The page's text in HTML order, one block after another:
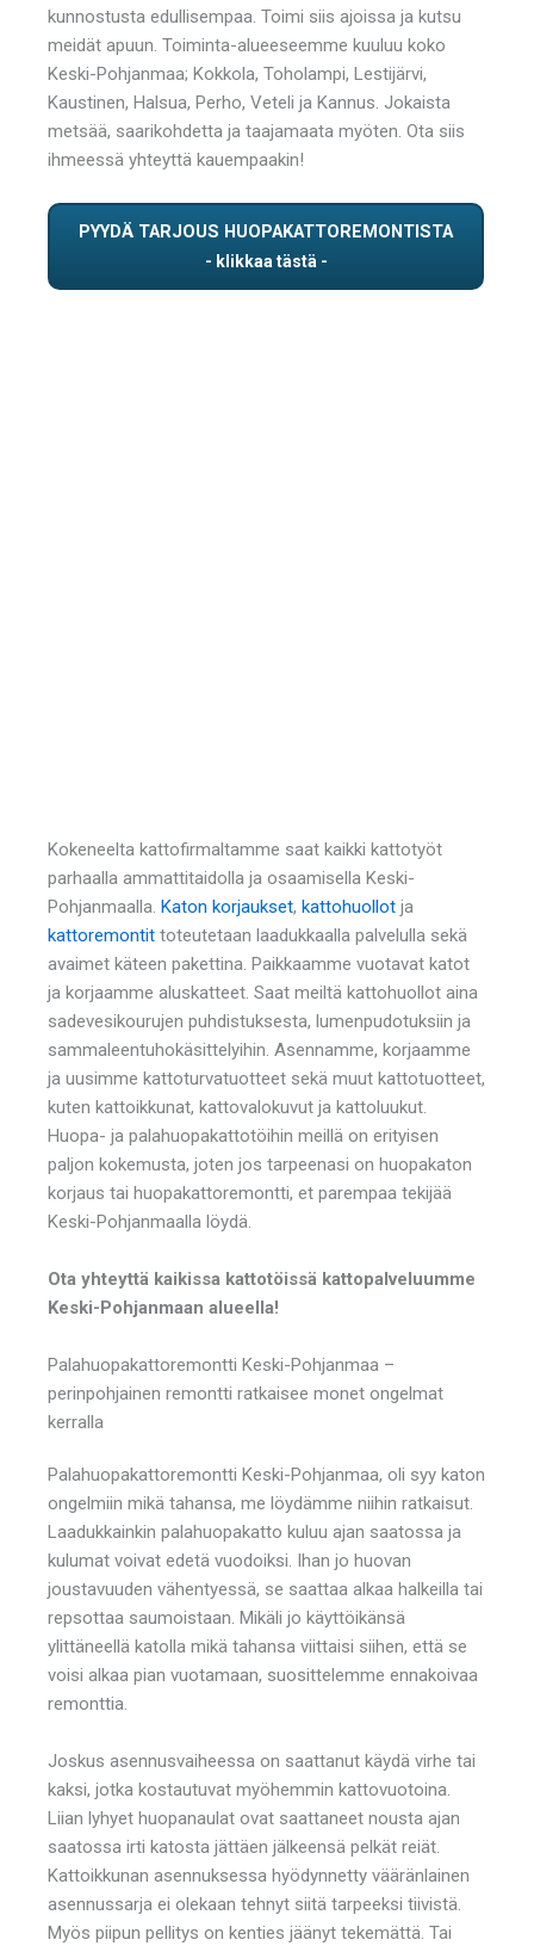
kunnostusta edullisempaa. Toimi siis ajoissa ja kutsu
meidät apuun. Toiminta-alueeseemme kuuluu koko
Keski-Pohjanmaa; Kokkola, Toholampi, Lestijärvi,
Kaustinen, Halsua, Perho, Veteli ja Kannus. Jokaista
metsää, saarikohdetta ja taajamaata myöten. Ota siis
ihmeessä yhteyttä kauempaakin!
PYYDÄ TARJOUS HUOPAKATTOREMONTISTA
Kokeneelta kattofirmaltamme saat kaikki kattotyöt
parhaalla ammattitaidolla ja osaamisella Keski-
Pohjanmaalla. Katon korjaukset, kattohuollot ja
kattoremontit toteutetaan laadukkaalla palvelulla sekä
avaimet käteen pakettina. Paikkaamme vuotavat katot
ja korjaamme aluskatteet. Saat meiltä kattohuollot aina
sadevesikourujen puhdistuksesta, lumenpudotuksiin ja
sammaleentuhokäsittelyihin. Asennamme, korjaamme
ja uusimme kattoturvatuotteet sekä muut kattotuotteet,
kuten kattoikkunat, kattovalokuvut ja kattoluukut.
Huopa- ja palahuopakattotöihin meillä on erityisen
paljon kokemusta, joten jos tarpeenasi on huopakaton
korjaus tai huopakattoremontti, et parempaa tekijää
Keski-Pohjanmaalla löydä.
Ota yhteyttä kaikissa kattotöissä kattopalveluumme
Keski-Pohjanmaan alueella!
Palahuopakattoremontti Keski-Pohjanmaa –
perinpohjainen remontti ratkaisee monet ongelmat
kerralla
Palahuopakattoremontti Keski-Pohjanmaa, oli syy katon
ongelmiin mikä tahansa, me löydämme niihin ratkaisut.
Laadukkainkin palahuopakatto kuluu ajan saatossa ja
kulumat voivat edetä vuodoiksi. Ihan jo huovan
joustavuuden vähentyessä, se saattaa alkaa halkeilla tai
repsottaa saumoistaan. Mikäli jo käyttöikänsä
ylittäneellä katolla mikä tahansa viittaisi siihen, että se
voisi alkaa pian vuotamaan, suosittelemme ennakoivaa
remonttia.
Joskus asennusvaiheessa on saattanut käydä virhe tai
kaksi, jotka kostautuvat myöhemmin kattovuotoina.
Liian lyhyet huopanaulat ovat saattaneet nousta ajan
saatossa irti katosta jättäen jälkeensä pelkät reiät.
Kattoikkunan asennuksessa hyödynnetty vääränlainen
asennussarja ei olekaan tehnyt siitä tarpeeksi tiivistä.
Myös piipun pellitys on kenties jäänyt tekemättä. Tai